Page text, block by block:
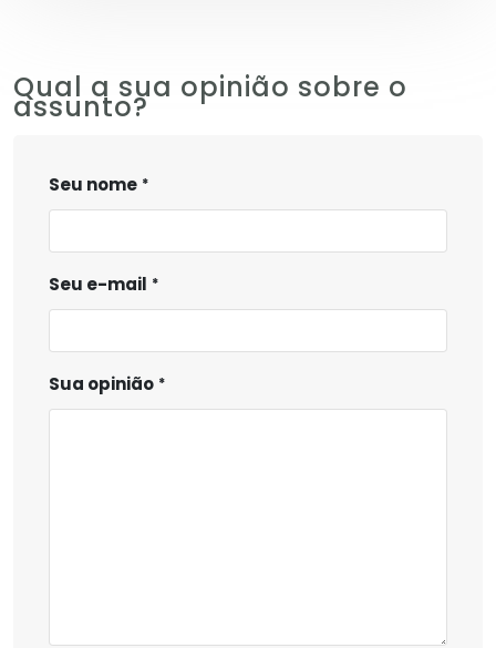
Qual a sua opinião sobre o
assunto?
Seu nome
Seu e-mail
Sua opinião